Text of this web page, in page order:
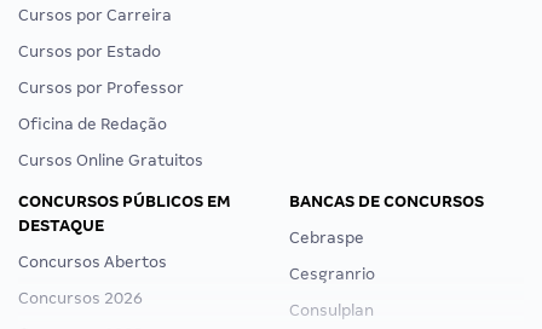
Cursos por Carreira
Cursos por Estado
Cursos por Professor
Oficina de Redação
Cursos Online Gratuitos
CONCURSOS PÚBLICOS EM
DESTAQUE
Concursos Abertos
Concursos 2026
BANCAS DE CONCURSOS
Cebraspe
Cesgranrio
Consulplan